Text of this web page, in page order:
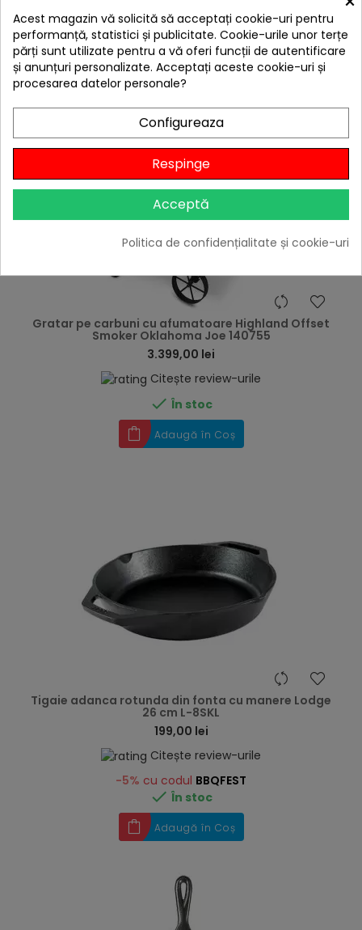
În stoc
Adaugă în Coș
Livrare gratis
Gratar pe carbuni cu afumatoare Highland Offset
Smoker Oklahoma Joe 140755
3.399,00 lei
Citește review-urile
 În stoc
Adaugă în Coș
Tigaie adanca rotunda din fonta cu manere Lodge
26 cm L-8SKL
199,00 lei
Citește review-urile
-5% cu codul BBQFEST
 În stoc
Adaugă în Coș
Acest magazin vă solicită să acceptați cookie-uri pentru
performanță, statistici și publicitate. Cookie-urile unor terțe
părți sunt utilizate pentru a vă oferi funcții de autentificare
și anunțuri personalizate. Acceptați aceste cookie-uri și
procesarea datelor personale?
Configureaza
Respinge
Acceptă
Politica de confidențialitate și cookie-uri